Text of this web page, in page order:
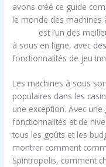
avons créé ce guide
le monde des machines
est l’un des
à sous en ligne, avec
fonctionnalités de jeu
Les machines à sous
populaires dans les
une exception. Avec
fonctionnalités et de
tous les goûts et les
montrer comment
Spintropolis, comment